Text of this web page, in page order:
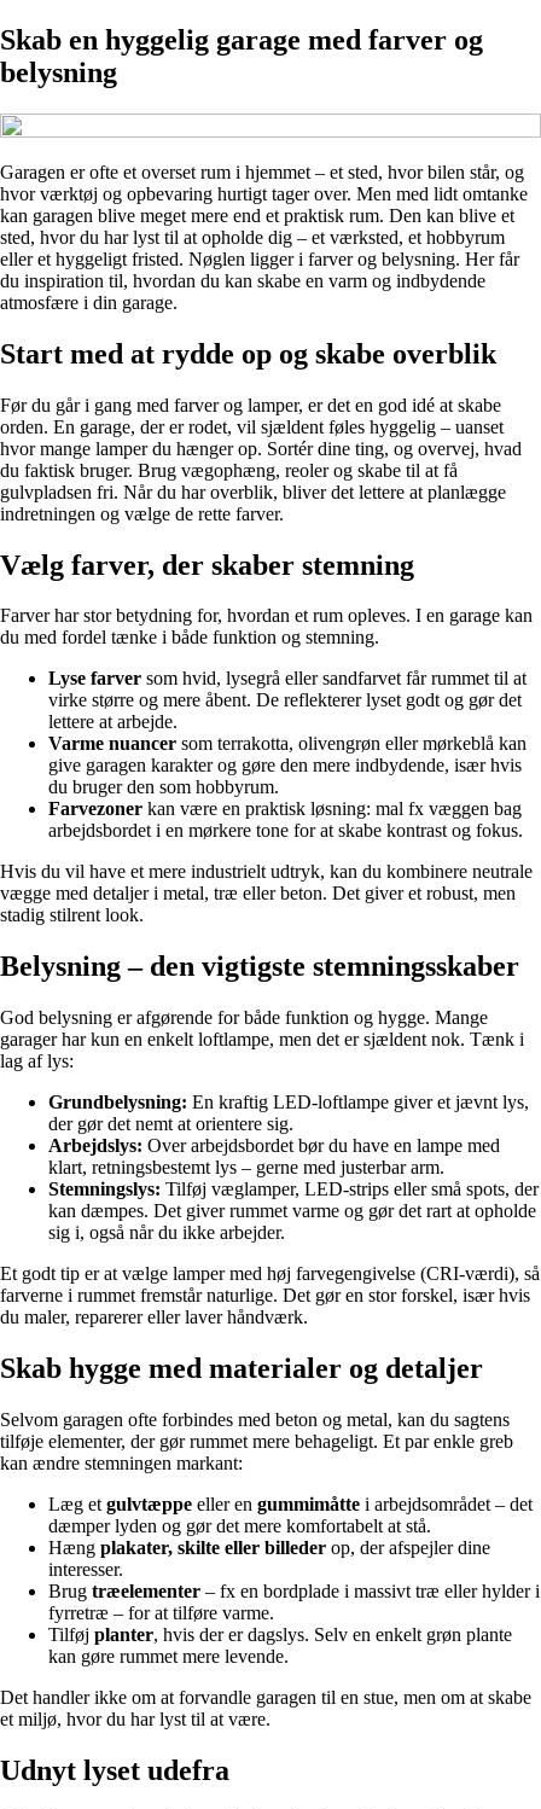
Skab en hyggelig garage med farver og
belysning
Garagen er ofte et overset rum i hjemmet – et sted, hvor bilen står, og
hvor værktøj og opbevaring hurtigt tager over. Men med lidt omtanke
kan garagen blive meget mere end et praktisk rum. Den kan blive et
sted, hvor du har lyst til at opholde dig – et værksted, et hobbyrum
eller et hyggeligt fristed. Nøglen ligger i farver og belysning. Her får
du inspiration til, hvordan du kan skabe en varm og indbydende
atmosfære i din garage.
Start med at rydde op og skabe overblik
Før du går i gang med farver og lamper, er det en god idé at skabe
orden. En garage, der er rodet, vil sjældent føles hyggelig – uanset
hvor mange lamper du hænger op. Sortér dine ting, og overvej, hvad
du faktisk bruger. Brug vægophæng, reoler og skabe til at få
gulvpladsen fri. Når du har overblik, bliver det lettere at planlægge
indretningen og vælge de rette farver.
Vælg farver, der skaber stemning
Farver har stor betydning for, hvordan et rum opleves. I en garage kan
du med fordel tænke i både funktion og stemning.
Lyse farver som hvid, lysegrå eller sandfarvet får rummet til at
virke større og mere åbent. De reflekterer lyset godt og gør det
lettere at arbejde.
Varme nuancer som terrakotta, olivengrøn eller mørkeblå kan
give garagen karakter og gøre den mere indbydende, især hvis
du bruger den som hobbyrum.
Farvezoner kan være en praktisk løsning: mal fx væggen bag
arbejdsbordet i en mørkere tone for at skabe kontrast og fokus.
Hvis du vil have et mere industrielt udtryk, kan du kombinere neutrale
vægge med detaljer i metal, træ eller beton. Det giver et robust, men
stadig stilrent look.
Belysning – den vigtigste stemningsskaber
God belysning er afgørende for både funktion og hygge. Mange
garager har kun en enkelt loftlampe, men det er sjældent nok. Tænk i
lag af lys:
Grundbelysning: En kraftig LED-loftlampe giver et jævnt lys,
der gør det nemt at orientere sig.
Arbejdslys: Over arbejdsbordet bør du have en lampe med
klart, retningsbestemt lys – gerne med justerbar arm.
Stemningslys: Tilføj væglamper, LED-strips eller små spots, der
kan dæmpes. Det giver rummet varme og gør det rart at opholde
sig i, også når du ikke arbejder.
Et godt tip er at vælge lamper med høj farvegengivelse (CRI-værdi), så
farverne i rummet fremstår naturlige. Det gør en stor forskel, især hvis
du maler, reparerer eller laver håndværk.
Skab hygge med materialer og detaljer
Selvom garagen ofte forbindes med beton og metal, kan du sagtens
tilføje elementer, der gør rummet mere behageligt. Et par enkle greb
kan ændre stemningen markant:
Læg et gulvtæppe eller en gummimåtte i arbejdsområdet – det
dæmper lyden og gør det mere komfortabelt at stå.
Hæng plakater, skilte eller billeder op, der afspejler dine
interesser.
Brug træelementer – fx en bordplade i massivt træ eller hylder i
fyrretræ – for at tilføre varme.
Tilføj planter, hvis der er dagslys. Selv en enkelt grøn plante
kan gøre rummet mere levende.
Det handler ikke om at forvandle garagen til en stue, men om at skabe
et miljø, hvor du har lyst til at være.
Udnyt lyset udefra